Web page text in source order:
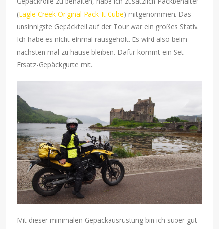
(Eagle Creek Original Pack-It Cube) mitgenommen. Das
unsinnigste Gepäckteil auf der Tour war ein großes Stativ.
Ich habe es nicht einmal rausgeholt. Es wird also beim
nächsten mal zu hause bleiben. Dafür kommt ein Set
Ersatz-Gepäckgurte mit.
Mit dieser minimalen Gepäckausrüstung bin ich super gut